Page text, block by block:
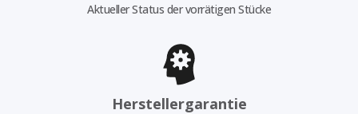
Aktueller Status der vorrätigen Stücke
Herstellergarantie